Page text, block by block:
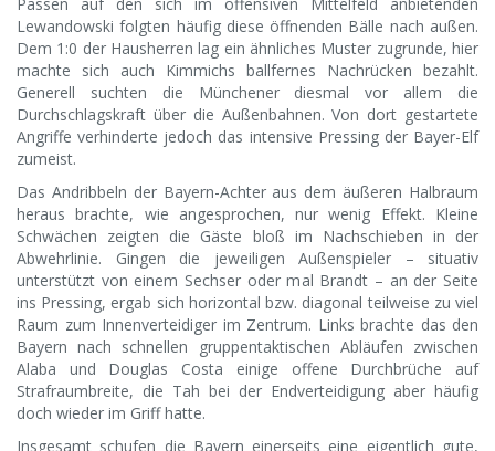
Lewandowski folgten häufig diese öffnenden Bälle nach außen.
Dem 1:0 der Hausherren lag ein ähnliches Muster zugrunde, hier
machte sich auch Kimmichs ballfernes Nachrücken bezahlt.
Generell suchten die Münchener diesmal vor allem die
Durchschlagskraft über die Außenbahnen. Von dort gestartete
Angriffe verhinderte jedoch das intensive Pressing der Bayer-Elf
zumeist.
Das Andribbeln der Bayern-Achter aus dem äußeren Halbraum
heraus brachte, wie angesprochen, nur wenig Effekt. Kleine
Schwächen zeigten die Gäste bloß im Nachschieben in der
Abwehrlinie. Gingen die jeweiligen Außenspieler – situativ
unterstützt von einem Sechser oder mal Brandt – an der Seite
ins Pressing, ergab sich horizontal bzw. diagonal teilweise zu viel
Raum zum Innenverteidiger im Zentrum. Links brachte das den
Bayern nach schnellen gruppentaktischen Abläufen zwischen
Alaba und Douglas Costa einige offene Durchbrüche auf
Strafraumbreite, die Tah bei der Endverteidigung aber häufig
doch wieder im Griff hatte.
Insgesamt schufen die Bayern einerseits eine eigentlich gute,